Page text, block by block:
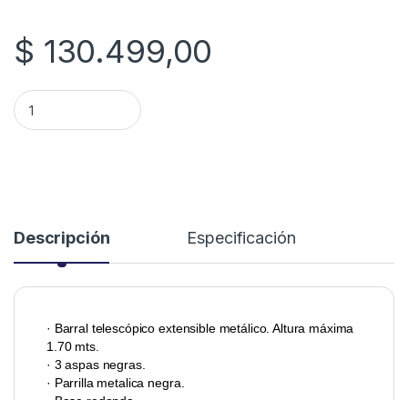
$ 130.499,00
Ventilador de pie Liliana vprn18 18 pulgadas quantity
Descripción Especificación
· Barral telescópico extensible metálico. Altura máxima
1.70 mts.
· 3 aspas negras.
· Parrilla metalica negra.